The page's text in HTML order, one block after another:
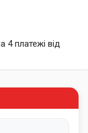
4 платежі від